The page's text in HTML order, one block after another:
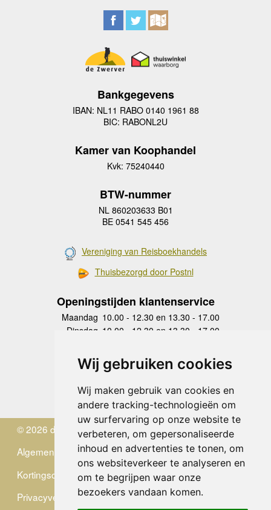
Wij gebruiken cookies
Wij maken gebruik van cookies en
andere tracking-technologieën om
uw surfervaring op onze website te
verbeteren, om gepersonaliseerde
inhoud en advertenties te tonen, om
ons websiteverkeer te analyseren en
om te begrijpen waar onze
bezoekers vandaan komen.
Bankgegevens
IBAN: NL11 RABO 0140 1961 88
BIC: RABONL2U
Kamer van Koophandel
Kvk: 75240440
BTW-nummer
NL 860203633 B01
BE 0541 545 456
Vereniging van Reisboekhandels
Thuisbezorgd door Postnl
Openingstijden klantenservice
Maandag 10.00 - 12.30 en 13.30 - 17.00
Dinsdag 10.00 - 12.30 en 13.30 - 17.00
Donderdag
10.00 - 12.30 en 13.30 - 17.00
Vrijdag 10.00 - 12.30 en 13.30 - 17.00
Zaterdag
gesloten
Zondag gesloten
© 2026 de Zwerver
Algemene Voorwaarden
Kortingscode
Privacyverklaring